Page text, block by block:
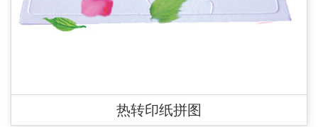
热转印纸拼图